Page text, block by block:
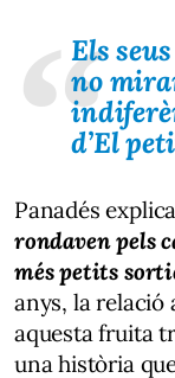
Els
no
d’El
Panadés
rondaven pels
més petits
anys, la relació
aquesta fruita
una història